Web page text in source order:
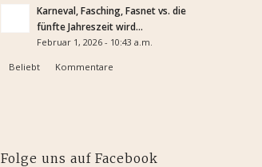
Karneval, Fasching, Fasnet vs. die
fünfte Jahreszeit wird...
Februar 1, 2026 - 10:43 a.m.
Beliebt Kommentare
Folge uns auf Facebook